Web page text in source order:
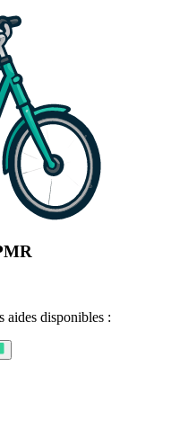
aides disponibles :